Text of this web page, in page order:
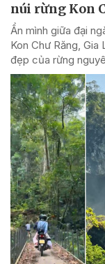
núi rừng Kon
Ẩn mình giữa đại
Kon Chư Răng,
đẹp của rừng